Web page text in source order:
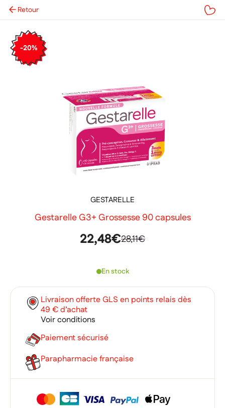
Retour
GESTARELLE
Gestarelle G3+ Grossesse 90 capsules
22,48€28,11€
En stock
Livraison offerte GLS en points relais dès
49 € d’achat
Voir conditions
Paiement sécurisé
Parapharmacie française
-20%
Créer une liste d'envies
Connexion